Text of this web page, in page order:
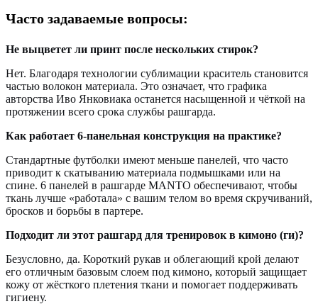
Часто задаваемые вопросы:
Не выцветет ли принт после нескольких стирок?
Нет. Благодаря технологии сублимации краситель становится
частью волокон материала. Это означает, что графика
авторства Иво Янковиака останется насыщенной и чёткой на
протяжении всего срока службы рашгарда.
Как работает 6-панельная конструкция на практике?
Стандартные футболки имеют меньше панелей, что часто
приводит к скатыванию материала подмышками или на
спине. 6 панелей в рашгарде MANTO обеспечивают, чтобы
ткань лучше «работала» с вашим телом во время скручиваний,
бросков и борьбы в партере.
Подходит ли этот рашгард для тренировок в кимоно (ги)?
Безусловно, да. Короткий рукав и облегающий крой делают
его отличным базовым слоем под кимоно, который защищает
кожу от жёсткого плетения ткани и помогает поддерживать
гигиену.